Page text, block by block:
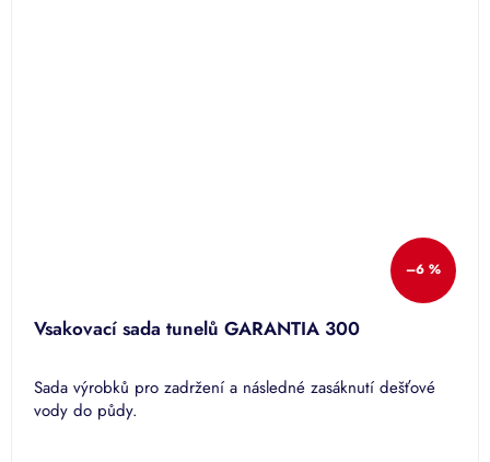
–6 %
Vsakovací sada tunelů GARANTIA 300
Sada výrobků pro zadržení a následné zasáknutí dešťové
vody do půdy.